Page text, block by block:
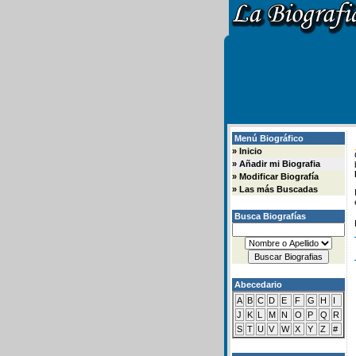
Menú Biográfico
» Inicio
» Añadir mi Biografia
» Modificar Biografía
» Las más Buscadas
Busca Biografías
Abecedario
A B C D E F G H
I
J
K L M N O P Q
R
S T U V W X Y Z #